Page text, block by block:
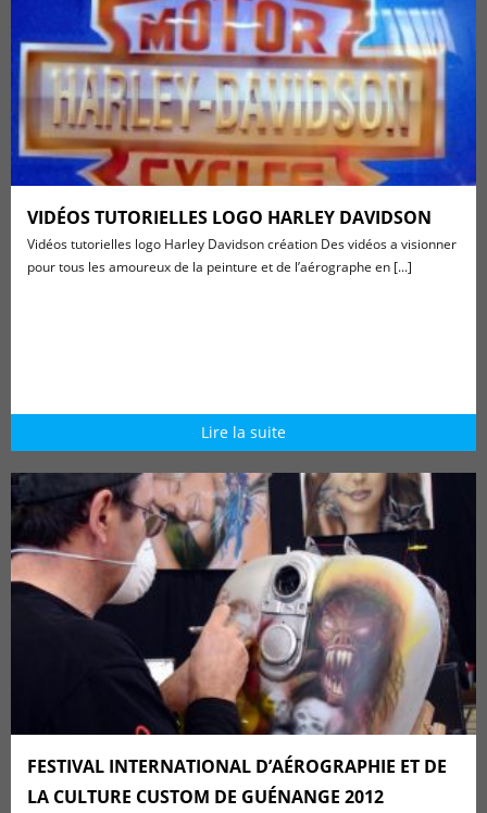
VIDÉOS TUTORIELLES LOGO HARLEY DAVIDSON
Vidéos tutorielles logo Harley Davidson création Des vidéos a visionner
pour tous les amoureux de la peinture et de l’aérographe en [...]
Lire la suite
FESTIVAL INTERNATIONAL D’AÉROGRAPHIE ET DE
LA CULTURE CUSTOM DE GUÉNANGE 2012